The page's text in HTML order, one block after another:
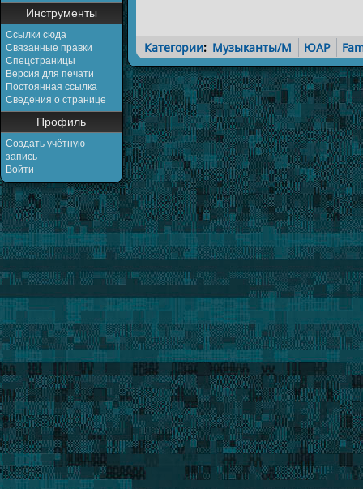
Инструменты
Ссылки сюда
Связанные правки
Спецстраницы
Версия для печати
Постоянная ссылка
Сведения о странице
Профиль
Создать учётную
запись
Войти
Категории: Музыканты/M ЮАР